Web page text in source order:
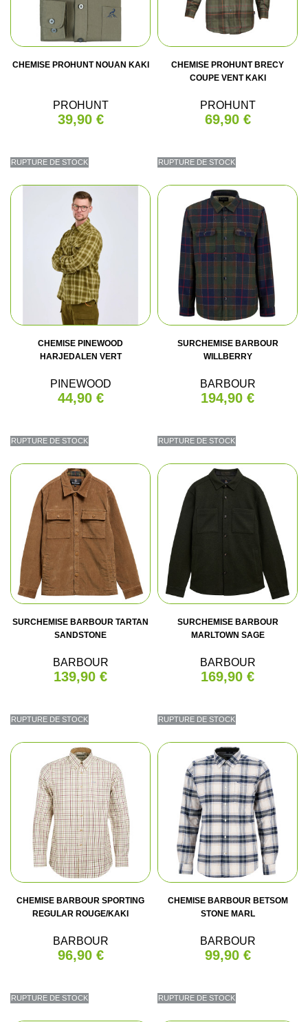
CHEMISE PROHUNT NOUAN KAKI
PROHUNT
39,90 €
RUPTURE DE STOCK
CHEMISE PROHUNT BRECY
COUPE VENT KAKI
PROHUNT
69,90 €
RUPTURE DE STOCK
CHEMISE PINEWOOD
HARJEDALEN VERT
PINEWOOD
44,90 €
RUPTURE DE STOCK
SURCHEMISE BARBOUR
WILLBERRY
BARBOUR
194,90 €
RUPTURE DE STOCK
SURCHEMISE BARBOUR TARTAN
SANDSTONE
BARBOUR
139,90 €
RUPTURE DE STOCK
SURCHEMISE BARBOUR
MARLTOWN SAGE
BARBOUR
169,90 €
RUPTURE DE STOCK
CHEMISE BARBOUR SPORTING
REGULAR ROUGE/KAKI
BARBOUR
96,90 €
RUPTURE DE STOCK
CHEMISE BARBOUR BETSOM
STONE MARL
BARBOUR
99,90 €
RUPTURE DE STOCK